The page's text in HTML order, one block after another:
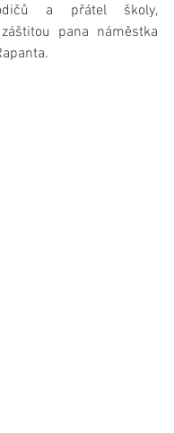
a přátel školy,
pana náměstka